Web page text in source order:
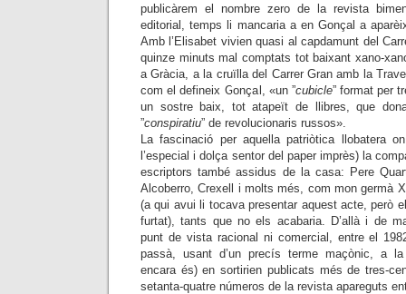
publicàrem el nombre zero de la revista
editorial, temps li mancaria a en Gonçal a
Amb l’Elisabet vivien quasi al capdamunt del
quinze minuts mal comptats tot baixant xano-
a Gràcia, a la cruïlla del Carrer Gran amb la
com el defineix Gonçal, «un ”cubicle” format per
un sostre baix, tot atapeït de llibres, que
”conspiratiu” de revolucionaris russos».
La fascinació per aquella patriòtica llobatera
l’especial i dolça sentor del paper imprès) la
escriptors també assidus de la casa: Pere
Alcoberro, Crexell i molts més, com mon germà
(a qui avui li tocava presentar aquest acte, però
furtat), tants que no els acabaria. D’allà i de
punt de vista racional ni comercial, entre el
passà, usant d’un precís terme maçònic, a la
encara és) en sortirien publicats més de tres-
setanta-quatre números de la revista apareguts